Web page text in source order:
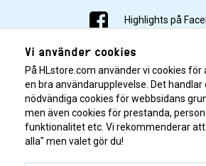
Highlights på
Highlights på
Highlights på
Highlights på
Vi använder cookies
På HLstore.com använder vi cookies
en bra användarupplevelse. Det handlar
nödvändiga cookies för webbsidans
men även cookies för prestanda,
funktionalitet etc. Vi rekommenderar att
alla" men valet gör du!